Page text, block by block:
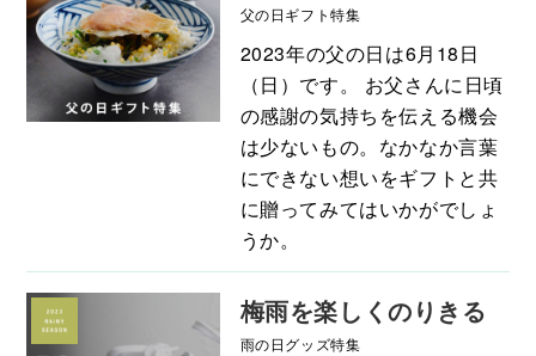
父の日ギフト特集
2023年の父の日は6月18日
（日）です。 お父さんに日頃
の感謝の気持ちを伝える機会
は少ないもの。なかなか言葉
にできない想いをギフトと共
に贈ってみてはいかがでしょ
うか。
梅雨を楽しくのりきる
雨の日グッズ特集